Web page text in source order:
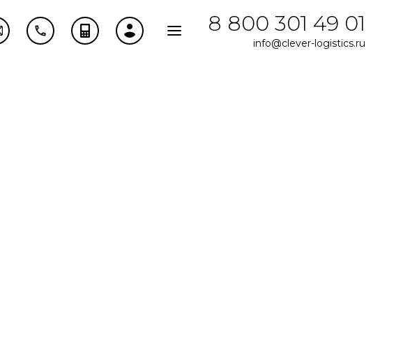
8 800 301 49 01
info@clever-logistics.ru